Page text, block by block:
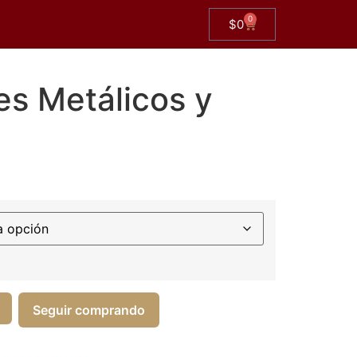
$0 0
Metálicos y
Seguir comprando